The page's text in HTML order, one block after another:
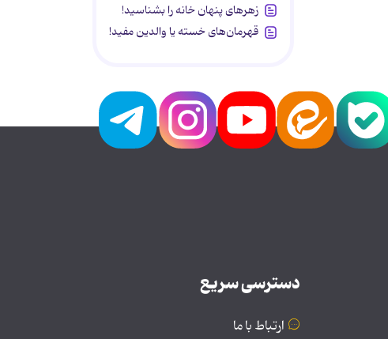
زهرهای پنهان خانه را بشناسید!
قهرمان‌های خسته یا والدین مفید!
دسترسی سریع
ارتباط با ما